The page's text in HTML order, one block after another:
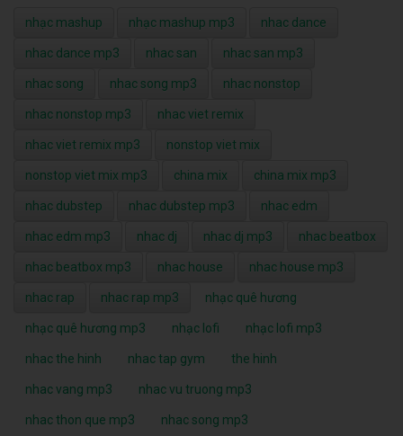
nhạc mashup nhạc mashup mp3 nhac dance
nhac dance mp3 nhac san nhac san mp3
nhac song nhac song mp3 nhac nonstop
nhac nonstop mp3 nhac viet remix
nhac viet remix mp3 nonstop viet mix
nonstop viet mix mp3 china mix china mix mp3
nhac dubstep nhac dubstep mp3 nhac edm
nhac edm mp3 nhac dj nhac dj mp3 nhac beatbox
nhac beatbox mp3 nhac house nhac house mp3
nhac rap nhac rap mp3 nhạc quê hương
nhạc quê hương mp3 nhạc lofi nhạc lofi mp3
nhac the hinh nhac tap gym the hinh
nhac vang mp3 nhac vu truong mp3
nhac thon que mp3 nhac song mp3